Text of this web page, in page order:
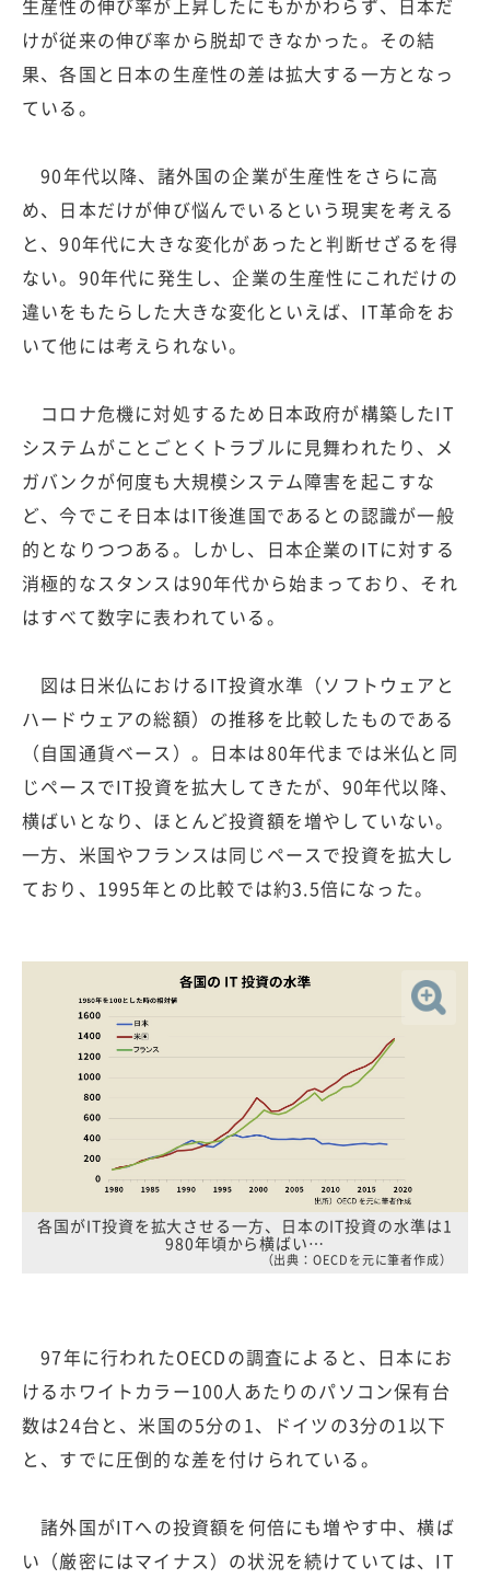
けが従来の伸び率から脱却できなかった。その結
果、各国と日本の生産性の差は拡大する一方となっ
ている。
90年代以降、諸外国の企業が生産性をさらに高
め、日本だけが伸び悩んでいるという現実を考える
と、90年代に大きな変化があったと判断せざるを得
ない。90年代に発生し、企業の生産性にこれだけの
違いをもたらした大きな変化といえば、IT革命をお
いて他には考えられない。
コロナ危機に対処するため日本政府が構築したIT
システムがことごとくトラブルに見舞われたり、メ
ガバンクが何度も大規模システム障害を起こすな
ど、今でこそ日本はIT後進国であるとの認識が一般
的となりつつある。しかし、日本企業のITに対する
消極的なスタンスは90年代から始まっており、それ
はすべて数字に表われている。
図は日米仏におけるIT投資水準（ソフトウェアと
ハードウェアの総額）の推移を比較したものである
（自国通貨ベース）。日本は80年代までは米仏と同
じペースでIT投資を拡大してきたが、90年代以降、
横ばいとなり、ほとんど投資額を増やしていない。
一方、米国やフランスは同じペースで投資を拡大し
ており、1995年との比較では約3.5倍になった。
各国がIT投資を拡大させる一方、日本のIT投資の水準は1
980年頃から横ばい…
（出典：OECDを元に筆者作成）
97年に行われたOECDの調査によると、日本にお
けるホワイトカラー100人あたりのパソコン保有台
数は24台と、米国の5分の1、ドイツの3分の1以下
と、すでに圧倒的な差を付けられている。
諸外国がITへの投資額を何倍にも増やす中、横ば
い（厳密にはマイナス）の状況を続けていては、IT